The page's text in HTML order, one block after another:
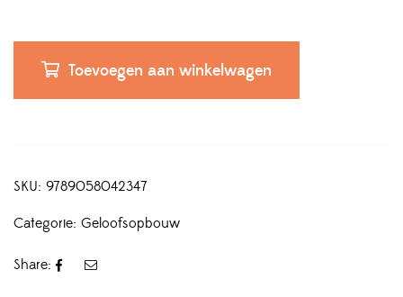
Toevoegen aan winkelwagen
SKU: 9789058042347
Categorie: Geloofsopbouw
Share: